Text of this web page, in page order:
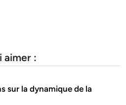
aimer :
sur la dynamique de la